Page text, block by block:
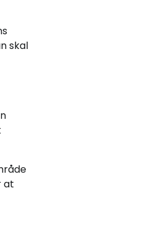
skal
at